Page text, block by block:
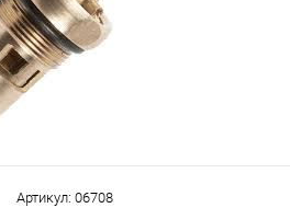
Артикул: 06708